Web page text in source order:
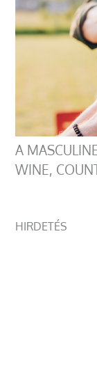
A
WINE,
HIRDETÉS